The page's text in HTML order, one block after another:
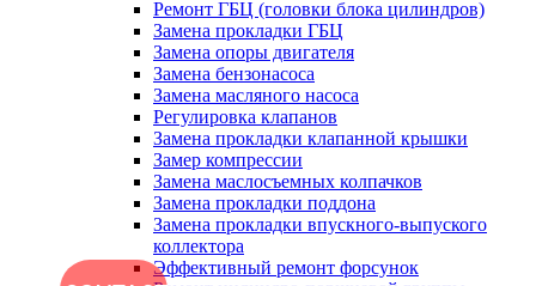
Ремонт ГБЦ (головки блока цилиндров)
Замена прокладки ГБЦ
Замена опоры двигателя
Замена бензонасоса
Замена масляного насоса
Регулировка клапанов
Замена прокладки клапанной крышки
Замер компрессии
Замена маслосъемных колпачков
Замена прокладки поддона
Замена прокладки впускного-выпуского
коллектора
Эффективный ремонт форсунок